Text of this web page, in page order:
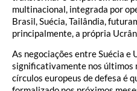
multinacional, integrada por
Brasil, Suécia, Tailândia,
principalmente, a própria
As negociações entre Suécia e
significativamente nos últimos
círculos europeus de defesa é